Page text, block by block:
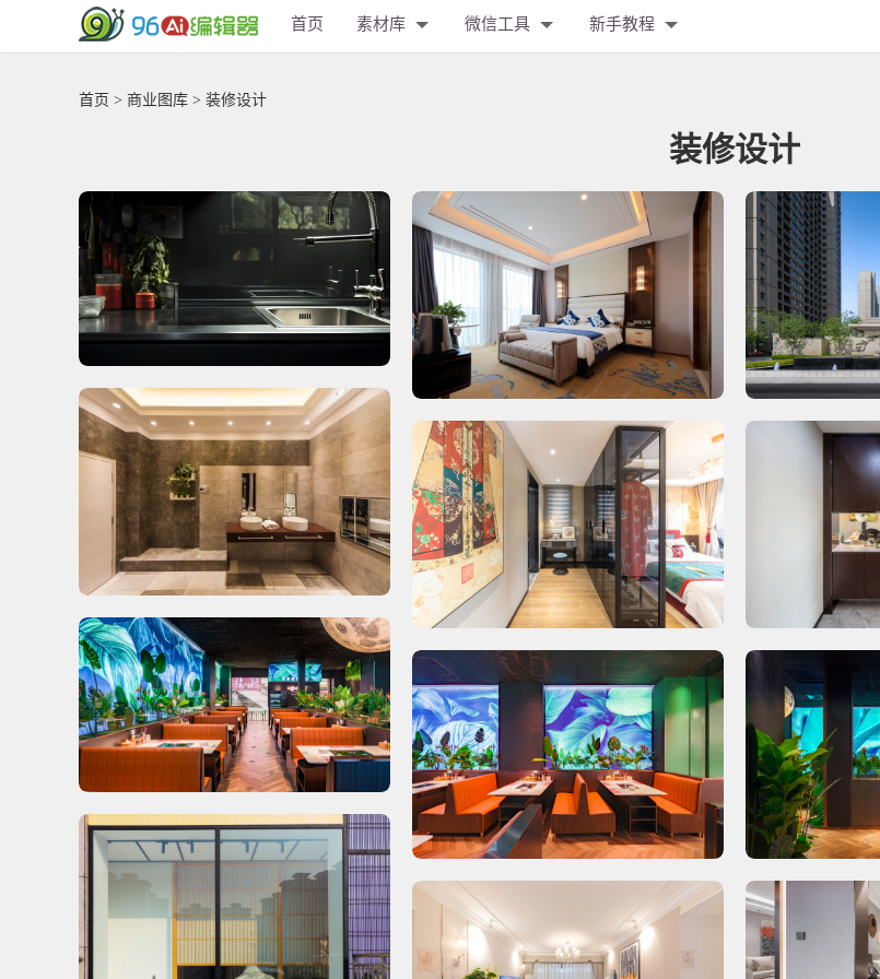
首页 素材库 微信工具 新手教程
首页 > 商业图库 > 装修设计
装修设计